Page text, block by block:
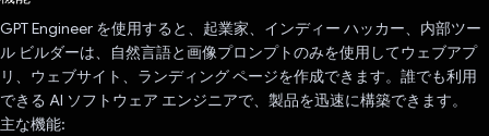
GPT Engineer を使用すると、起業家、インディー ハッカー、内部ツー
ル ビルダーは、自然言語と画像プロンプトのみを使用してウェブアプ
リ、ウェブサイト、ランディング ページを作成できます。誰でも利用
できる AI ソフトウェア エンジニアで、製品を迅速に構築できます。
主な機能: